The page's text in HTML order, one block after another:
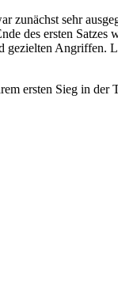
zunächst sehr
des ersten Satzes
Angriffen.
ersten Sieg in der